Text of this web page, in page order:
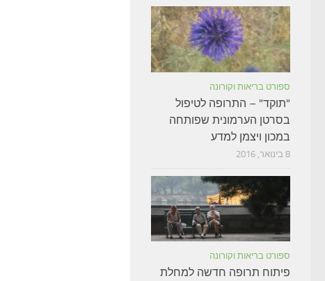
ספורט בריאות וקורונה
"תוקד" – התרופה לטיפול
בסרטן הערמונית שפותחה
במכון ויצמן למדע
8 בינואר, 2016
ספורט בריאות וקורונה
פיתוח תרופה חדשה למחלת